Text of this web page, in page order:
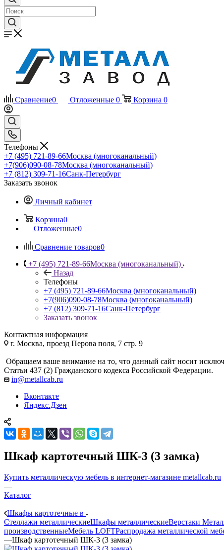
Сравнение0 Отложенные 0 Корзина 0
Телефоны
+7 (495) 721-89-66Москва (многоканальный)
+7(906)090-08-78Москва (многоканальный)
+7 (812) 309-71-16Санк-Петербург
Заказать звонок
Личный кабинет
Корзина0
Отложенные0
Сравнение товаров0
+7 (495) 721-89-66Москва (многоканальный)
Назад
Телефоны
+7 (495) 721-89-66Москва (многоканальный)
+7(906)090-08-78Москва (многоканальный)
+7 (812) 309-71-16Санк-Петербург
Заказать звонок
Контактная информация
г. Москва, проезд Перова поля, 7 стр. 9
Обращаем ваше внимание на то, что данный сайт носит
Статьи 437 (2) Гражданского кодекса Российской Федерации.
in@metallcab.ru
Вконтакте
Яндекс.Дзен
Шкаф картотечный ШК-3 (3 замка)
Купить металлическую мебель в интернет-магазине metallcab.ru
—
Каталог
—
Шкафы картотечные в
Стеллажи металлическиеШкафы металлическиеВерстаки
производственныеМебель LOFTРаспродажа металлической
—Шкаф картотечный ШК-3 (3 замка)